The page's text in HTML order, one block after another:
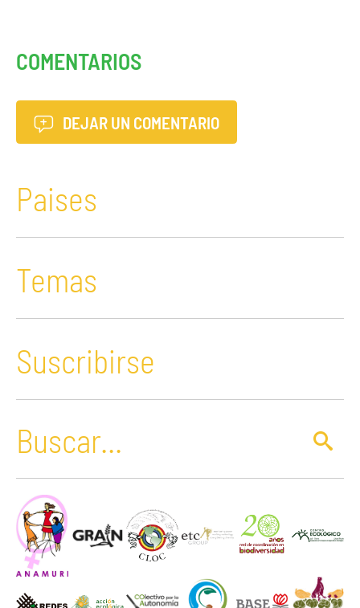
COMENTARIOS
DEJAR UN COMENTARIO
Paises
Temas
Suscribirse